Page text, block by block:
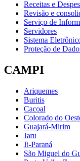
Receitas e
Revisão e
Serviço de
Servidores
Sistema
Proteção de
CAMPI
Ariquemes
Buritis
Cacoal
Colorado do
Guajará-Mirim
Jaru
Ji-Paraná
São Miguel do